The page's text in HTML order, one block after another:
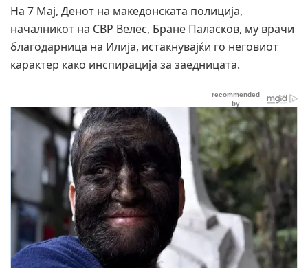
На 7 Мај, Денот на македонската полиција,
началникот на СВР Велес, Бране Паласков, му врачи
благодарница на Илија, истакнувајќи го неговиот
карактер како инспирација за заедницата.